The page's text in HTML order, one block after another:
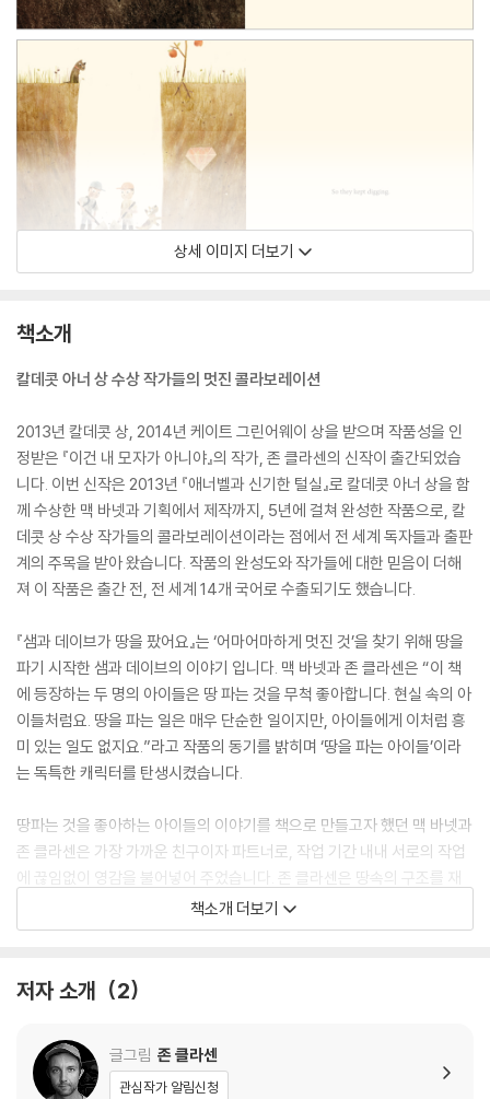
상세 이미지 더보기
책소개
칼데콧 아너 상 수상 작가들의 멋진 콜라보레이션
2013년 칼데콧 상, 2014년 케이트 그린어웨이 상을 받으며 작품성을 인
정받은 『이건 내 모자가 아니야』의 작가, 존 클라센의 신작이 출간되었습
니다. 이번 신작은 2013년 『애너벨과 신기한 털실』로 칼데콧 아너 상을 함
께 수상한 맥 바넷과 기획에서 제작까지, 5년에 걸쳐 완성한 작품으로, 칼
데콧 상 수상 작가들의 콜라보레이션이라는 점에서 전 세계 독자들과 출판
계의 주목을 받아 왔습니다. 작품의 완성도와 작가들에 대한 믿음이 더해
져 이 작품은 출간 전, 전 세계 14개 국어로 수출되기도 했습니다.
『샘과 데이브가 땅을 팠어요』는 ‘어마어마하게 멋진 것’을 찾기 위해 땅을
파기 시작한 샘과 데이브의 이야기 입니다. 맥 바넷과 존 클라센은 “이 책
에 등장하는 두 명의 아이들은 땅 파는 것을 무척 좋아합니다. 현실 속의 아
이들처럼요. 땅을 파는 일은 매우 단순한 일이지만, 아이들에게 이처럼 흥
미 있는 일도 없지요.”라고 작품의 동기를 밝히며 ‘땅을 파는 아이들’이라
는 독특한 캐릭터를 탄생시켰습니다.
땅파는 것을 좋아하는 아이들의 이야기를 책으로 만들고자 했던 맥 바넷과
존 클라센은 가장 가까운 친구이자 파트너로, 작업 기간 내내 서로의 작업
에 끊임없이 영감을 불어넣어 주었습니다. 존 클라센은 땅속의 구조를 재
미있게 보여줄 수 있는 방법이 무엇인가에 대해 바넷과 끊임없이 상의했
고, 맥 바넷은 클라센의 그림과 자신의 글이 긴밀하게 연결될 수 있는 방법
그림과 절묘하게 맞물리며 하나의 완성된 이야기를 만들어 냈습니다. “이
책을 작업하는 동안 존과 나는 서로에게 아주 큰 역할을 해 주었지요. 정말
특별하고 멋진 협업이었어요.”라는 맥 바넷의 말처럼 하나의 결과물을 얻
책소개 더보기
저자 소개 2
글그림 존 클라센
관심작가 알림신청